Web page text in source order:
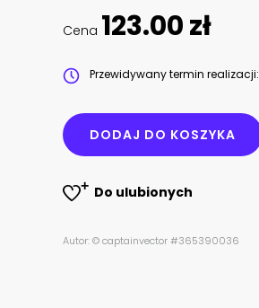
Cena 123.00 zł
Przewidywany termin realizacji:
DODAJ DO KOSZYKA
Do ulubionych
Autor: © captainvector #365390036